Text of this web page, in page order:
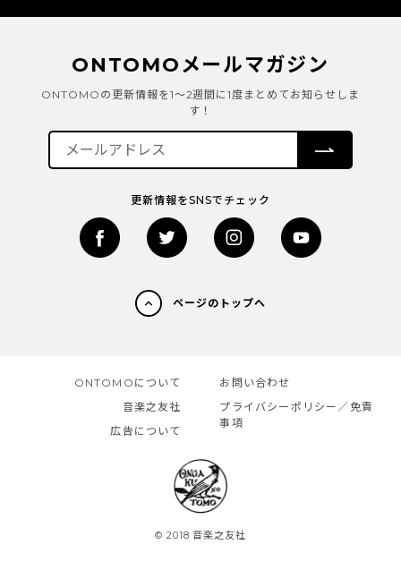
ONTOMOメールマガジン
ONTOMOの更新情報を1～2週間に1度まとめてお知らせしま
す！
更新情報をSNSでチェック
ページのトップへ
ONTOMOについて
音楽之友社
広告について
お問い合わせ
プライバシーポリシー／免責
事項
© 2018 音楽之友社